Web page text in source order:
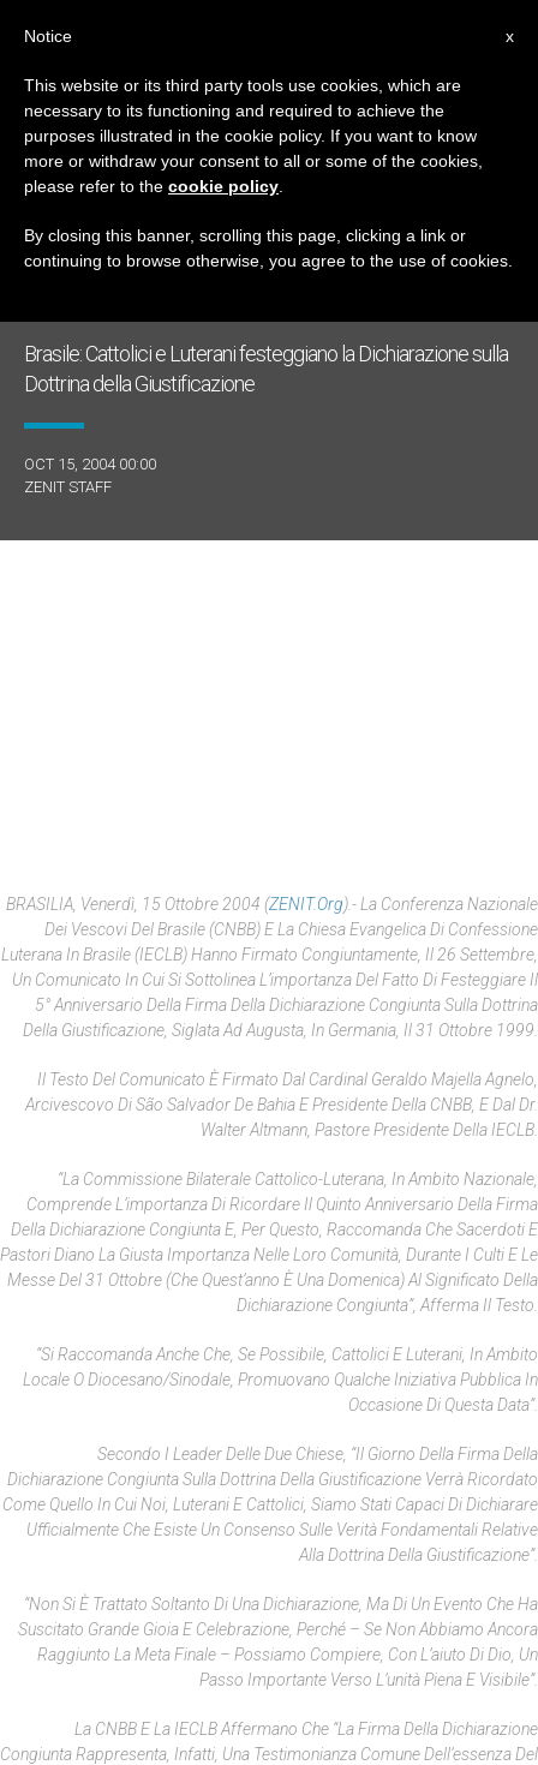
GIORNO
Ottobre 15th, 2004
ULTIME NOTIZIE
Brasile: Cattolici e Luterani festeggiano la Dichiarazione sulla
Dottrina della Giustificazione
OCT 15, 2004 00:00
ZENIT STAFF
BRASILIA, Venerdì, 15 Ottobre 2004 (ZENIT.org).- La Conferenza Nazionale
Dei Vescovi Del Brasile (CNBB) E La Chiesa Evangelica Di Confessione
Luterana In Brasile (IECLB) Hanno Firmato Congiuntamente, Il 26 Settembre,
Un Comunicato In Cui Si Sottolinea L’importanza Del Fatto Di Festeggiare Il
5° Anniversario Della Firma Della Dichiarazione Congiunta Sulla Dottrina
Della Giustificazione, Siglata Ad Augusta, In Germania, Il 31 Ottobre 1999.
Il Testo Del Comunicato È Firmato Dal Cardinal Geraldo Majella Agnelo,
Arcivescovo Di São Salvador De Bahia E Presidente Della CNBB, E Dal Dr.
Walter Altmann, Pastore Presidente Della IECLB.
“La Commissione Bilaterale Cattolico-Luterana, In Ambito Nazionale,
Comprende L’importanza Di Ricordare Il Quinto Anniversario Della Firma
Della Dichiarazione Congiunta E, Per Questo, Raccomanda Che Sacerdoti E
Pastori Diano La Giusta Importanza Nelle Loro Comunità, Durante I Culti E Le
Messe Del 31 Ottobre (che Quest’anno È Una Domenica) Al Significato Della
Dichiarazione Congiunta”, Afferma Il Testo.
“Si Raccomanda Anche Che, Se Possibile, Cattolici E Luterani, In Ambito
Locale O Diocesano/sinodale, Promuovano Qualche Iniziativa Pubblica In
Occasione Di Questa Data”.
Secondo I Leader Delle Due Chiese, “il Giorno Della Firma Della
Dichiarazione Congiunta Sulla Dottrina Della Giustificazione Verrà Ricordato
Come Quello In Cui Noi, Luterani E Cattolici, Siamo Stati Capaci Di Dichiarare
Ufficialmente Che Esiste Un Consenso Sulle Verità Fondamentali Relative
Alla Dottrina Della Giustificazione”.
“Non Si È Trattato Soltanto Di Una Dichiarazione, Ma Di Un Evento Che Ha
Suscitato Grande Gioia E Celebrazione, Perché – Se Non Abbiamo Ancora
Raggiunto La Meta Finale – Possiamo Compiere, Con L’aiuto Di Dio, Un
Passo Importante Verso L’unità Piena E Visibile”.
La CNBB E La IECLB Affermano Che “la Firma Della Dichiarazione
Congiunta Rappresenta, Infatti, Una Testimonianza Comune Dell’essenza Del
x
Notice
This website or its third party tools use cookies, which are
necessary to its functioning and required to achieve the
purposes illustrated in the cookie policy. If you want to know
more or withdraw your consent to all or some of the cookies,
please refer to the cookie policy
By closing this banner, scrolling this page, clicking a link or
continuing to browse otherwise, you agree to the use of cookies.